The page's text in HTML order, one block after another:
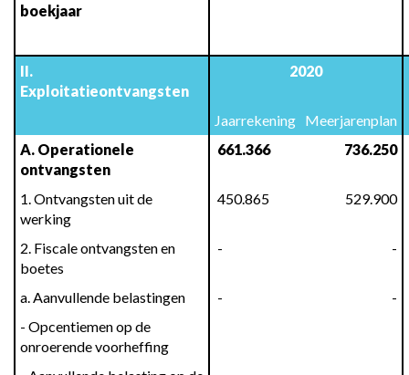
boekjaar
II.
Exploitatieontvangsten
2020
Jaarrekening Meerjarenplan
A. Operationele
ontvangsten
661.366 736.250
1. Ontvangsten uit de
werking
450.865 529.900
2. Fiscale ontvangsten en
boetes
- -
a. Aanvullende belastingen -
-
- Opcentiemen op de
onroerende voorheffing